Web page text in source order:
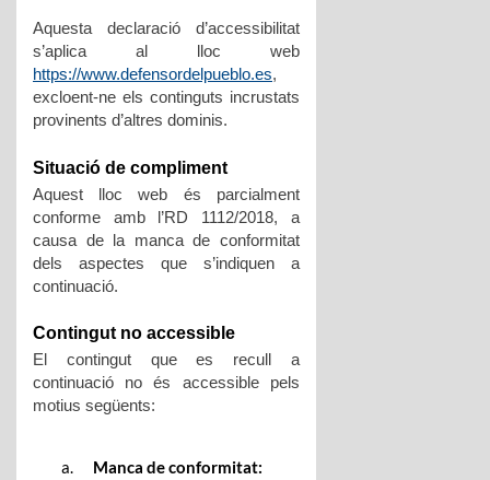
Aquesta declaració d’accessibilitat
s’aplica al lloc web
https://www.defensordelpueblo.es,
excloent-ne els continguts incrustats
provinents d’altres dominis.
Situació de compliment
Aquest lloc web és parcialment
conforme amb l’RD 1112/2018, a
causa de la manca de conformitat
dels aspectes que s’indiquen a
continuació.
Contingut no accessible
El contingut que es recull a
continuació no és accessible pels
motius següents:
Manca de conformitat: